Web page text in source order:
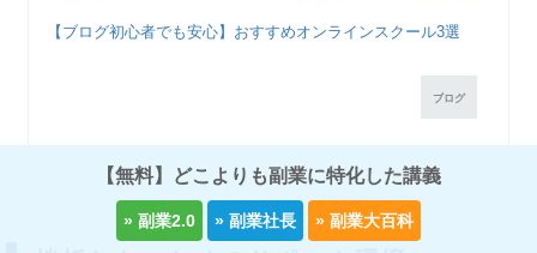
【ブログ初心者でも安心】おすすめオンラインスクール3選
ブログ
【無料】どこよりも副業に特化した講義